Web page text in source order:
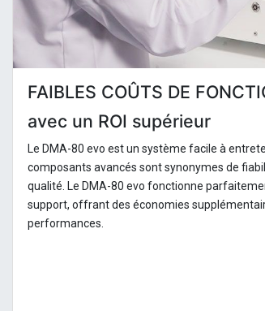
FAIBLES COÛTS DE
avec un ROI supérieur
Le DMA-80 evo est un système facile à
composants avancés sont synonymes de
qualité. Le DMA-80 evo fonctionne
support, offrant des économies
performances.